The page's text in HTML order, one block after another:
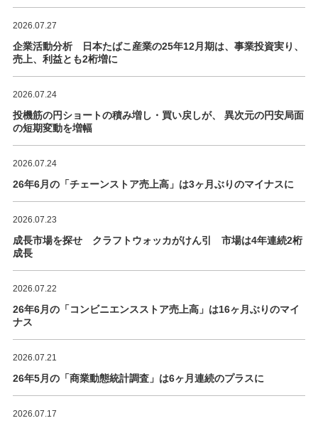
2026.07.27
企業活動分析 日本たばこ産業の25年12月期は、事業投資実り、
売上、利益とも2桁増に
2026.07.24
投機筋の円ショートの積み増し・買い戻しが、 異次元の円安局面
の短期変動を増幅
2026.07.24
26年6月の「チェーンストア売上高」は3ヶ月ぶりのマイナスに
2026.07.23
成長市場を探せ クラフトウォッカがけん引 市場は4年連続2桁
成長
2026.07.22
26年6月の「コンビニエンスストア売上高」は16ヶ月ぶりのマイ
ナス
2026.07.21
26年5月の「商業動態統計調査」は6ヶ月連続のプラスに
2026.07.17